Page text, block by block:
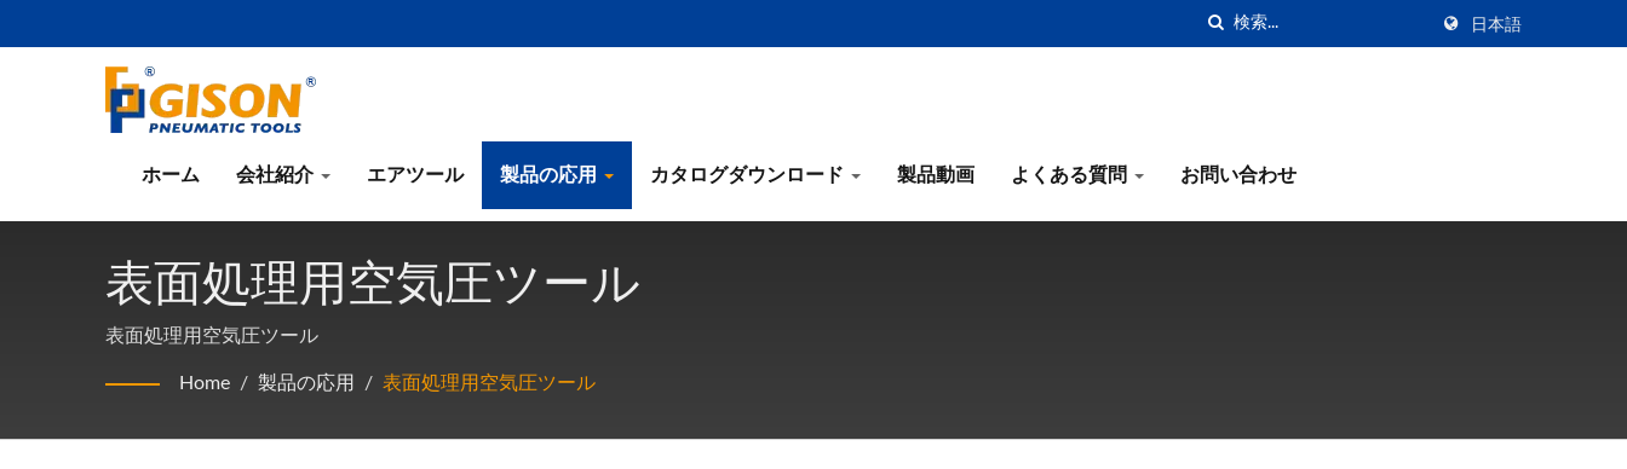
日本語
ホーム 会社紹介 エアツール 製品の応用 カタログダウンロード 製品動画 よくある質問 お問い合わせ
表面処理用空気圧ツール
表面処理用空気圧ツール
Home / 製品の応用 / 表面処理用空気圧ツール